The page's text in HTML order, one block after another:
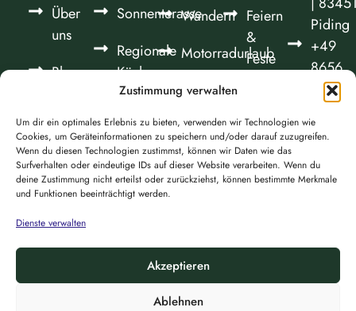
Zustimmung verwalten
Um dir ein optimales Erlebnis zu bieten, verwenden wir Technologien wie
Cookies, um Geräteinformationen zu speichern und/oder darauf zuzugreifen.
Wenn du diesen Technologien zustimmst, können wir Daten wie das
Surfverhalten oder eindeutige IDs auf dieser Website verarbeiten. Wenn du
deine Zustimmung nicht erteilst oder zurückziehst, können bestimmte Merkmale
und Funktionen beeinträchtigt werden.
Dienste verwalten
Akzeptieren
Ablehnen
Über
uns
Blog
Sonnenterasse
Regionale
Küche
Wandern
Motorradurlaub
Fahrradfahren
Spiel &
Sportpark
Feiern
&
Feste
&
Tagungen
Piding
+49
8656
700
&
Cookies
2026 © All